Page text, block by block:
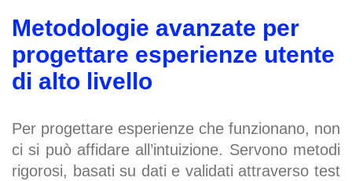
Metodologie avanzate per
progettare esperienze utente
di alto livello
Per progettare esperienze che funzionano, non
ci si può affidare all’intuizione. Servono metodi
rigorosi, basati su dati e validati attraverso test